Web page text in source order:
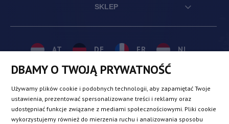
SKLEP
AT
CZ
DE
ES
FR
IT
NL
SE
DBAMY O TWOJĄ PRYWATNOŚĆ
Używamy plików cookie i podobnych technologii, aby zapamiętać Twoje
ustawienia, prezentować spersonalizowane treści i reklamy oraz
udostępniać funkcje związane z mediami społecznościowymi. Pliki cookie
wykorzystujemy również do mierzenia ruchu i analizowania sposobu